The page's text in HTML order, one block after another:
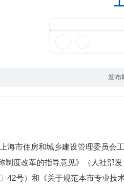
发布
市住房和城乡建设管理委员会
制度改革的指导意见》（人社部
42号）和《关于规范本市专业